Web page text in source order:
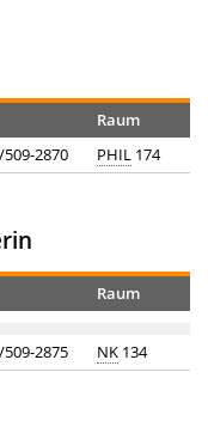
Raum
2870 PHIL 174
Raum
2875 NK 134